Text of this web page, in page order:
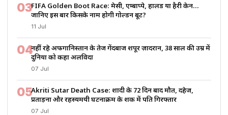
03FIFA Golden Boot Race: मेसी, एम्बाप्पे, हालैंड या हैरी केन…
जानिए इस बार किसके नाम होगी गोल्डन बूट?
11 Jul
04नहीं रहे अफगानिस्तान के तेज गेंदबाज शपूर ज़ादरान, 38 साल की उम्र में
दुनिया को कहा अलविदा
07 Jul
05Akriti Sutar Death Case: शादी के 72 दिन बाद मौत, दहेज,
प्रताड़ना और रहस्यमयी घटनाक्रम के शक में पति गिरफ्तार
07 Jul